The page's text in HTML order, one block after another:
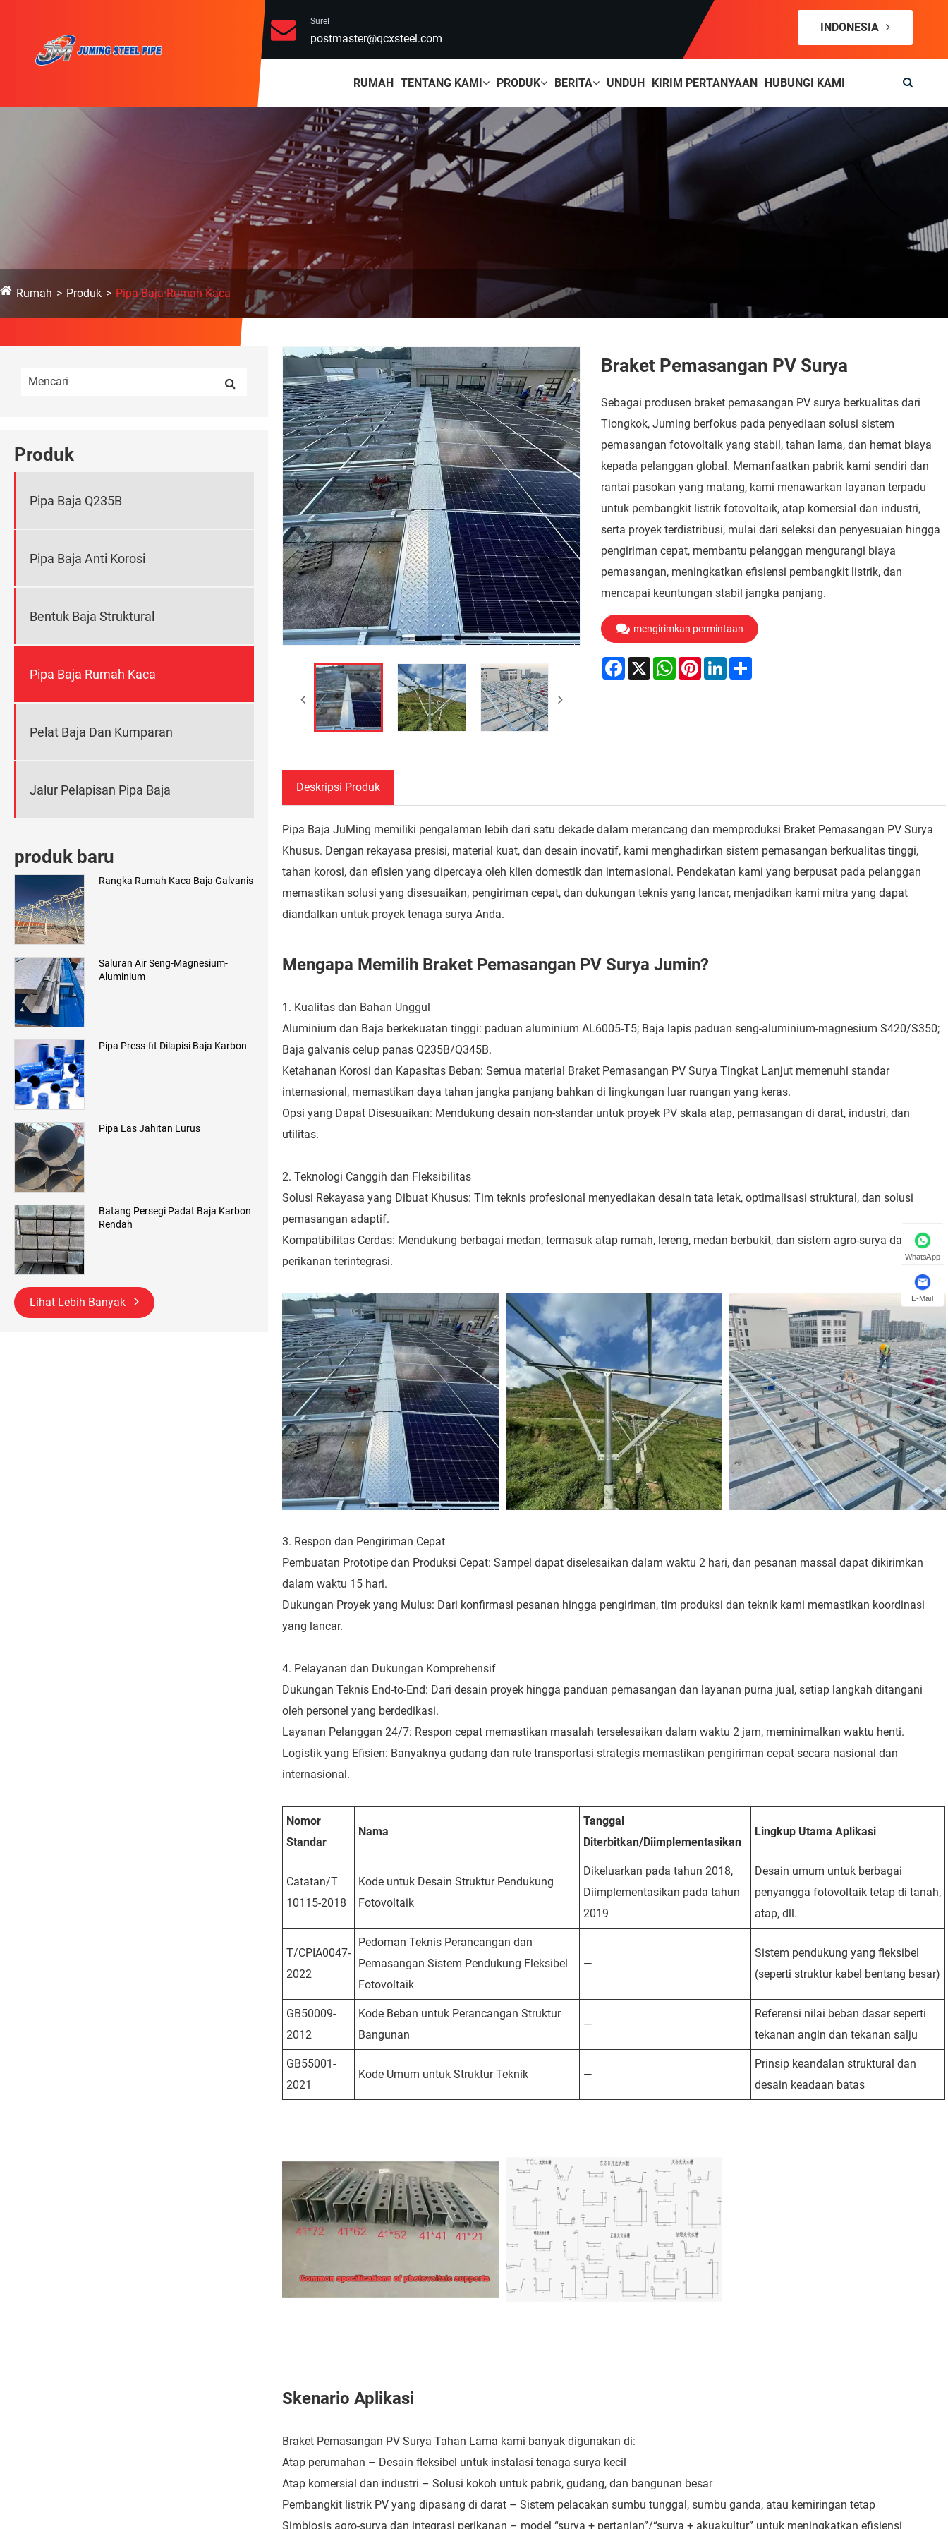
Surel
postmaster@qcxsteel.com
INDONESIA
RUMAH TENTANG KAMI PRODUK BERITA UNDUH KIRIM PERTANYAAN HUBUNGI KAMI
Rumah Produk Pipa Baja Rumah Kaca
Produk
Pipa Baja Q235B
Pipa Baja Anti Korosi
Bentuk Baja Struktural
Pipa Baja Rumah Kaca
Pelat Baja Dan Kumparan
Jalur Pelapisan Pipa Baja
produk baru
Rangka Rumah Kaca Baja Galvanis
Saluran Air Seng-Magnesium-
Aluminium
Pipa Press-fit Dilapisi Baja Karbon
Pipa Las Jahitan Lurus
Batang Persegi Padat Baja Karbon
Rendah
Lihat Lebih Banyak
Braket Pemasangan PV Surya
Sebagai produsen braket pemasangan PV surya berkualitas dari
Tiongkok, Juming berfokus pada penyediaan solusi sistem
pemasangan fotovoltaik yang stabil, tahan lama, dan hemat biaya
kepada pelanggan global. Memanfaatkan pabrik kami sendiri dan
rantai pasokan yang matang, kami menawarkan layanan terpadu
untuk pembangkit listrik fotovoltaik, atap komersial dan industri,
serta proyek terdistribusi, mulai dari seleksi dan penyesuaian hingga
pengiriman cepat, membantu pelanggan mengurangi biaya
pemasangan, meningkatkan efisiensi pembangkit listrik, dan
mencapai keuntungan stabil jangka panjang.
mengirimkan permintaan
Facebook
X WhatsApp
PinterestLinkedInShare
Deskripsi Produk
Pipa Baja JuMing memiliki pengalaman lebih dari satu dekade dalam merancang dan memproduksi Braket Pemasangan PV Surya
Khusus. Dengan rekayasa presisi, material kuat, dan desain inovatif, kami menghadirkan sistem pemasangan berkualitas tinggi,
tahan korosi, dan efisien yang dipercaya oleh klien domestik dan internasional. Pendekatan kami yang berpusat pada pelanggan
memastikan solusi yang disesuaikan, pengiriman cepat, dan dukungan teknis yang lancar, menjadikan kami mitra yang dapat
diandalkan untuk proyek tenaga surya Anda.
Mengapa Memilih Braket Pemasangan PV Surya Jumin?
1. Kualitas dan Bahan Unggul
Aluminium dan Baja berkekuatan tinggi: paduan aluminium AL6005-T5; Baja lapis paduan seng-aluminium-magnesium S420/S350;
Baja galvanis celup panas Q235B/Q345B.
Ketahanan Korosi dan Kapasitas Beban: Semua material Braket Pemasangan PV Surya Tingkat Lanjut memenuhi standar
internasional, memastikan daya tahan jangka panjang bahkan di lingkungan luar ruangan yang keras.
Opsi yang Dapat Disesuaikan: Mendukung desain non-standar untuk proyek PV skala atap, pemasangan di darat, industri, dan
utilitas.
2. Teknologi Canggih dan Fleksibilitas
Solusi Rekayasa yang Dibuat Khusus: Tim teknis profesional menyediakan desain tata letak, optimalisasi struktural, dan solusi
pemasangan adaptif.
Kompatibilitas Cerdas: Mendukung berbagai medan, termasuk atap rumah, lereng, medan berbukit, dan sistem agro-surya dan
perikanan terintegrasi.
3. Respon dan Pengiriman Cepat
Pembuatan Prototipe dan Produksi Cepat: Sampel dapat diselesaikan dalam waktu 2 hari, dan pesanan massal dapat dikirimkan
dalam waktu 15 hari.
Dukungan Proyek yang Mulus: Dari konfirmasi pesanan hingga pengiriman, tim produksi dan teknik kami memastikan koordinasi
yang lancar.
4. Pelayanan dan Dukungan Komprehensif
Dukungan Teknis End-to-End: Dari desain proyek hingga panduan pemasangan dan layanan purna jual, setiap langkah ditangani
oleh personel yang berdedikasi.
Layanan Pelanggan 24/7: Respon cepat memastikan masalah terselesaikan dalam waktu 2 jam, meminimalkan waktu henti.
Logistik yang Efisien: Banyaknya gudang dan rute transportasi strategis memastikan pengiriman cepat secara nasional dan
internasional.
Nomor
Standar
Nama
Tanggal
Diterbitkan/Diimplementasikan
Lingkup Utama Aplikasi
Catatan/T
10115-2018
Kode untuk Desain Struktur Pendukung
Fotovoltaik
Dikeluarkan pada tahun 2018,
Diimplementasikan pada tahun
2019
Desain umum untuk berbagai
penyangga fotovoltaik tetap di tanah,
atap, dll.
T/CPIA0047-
2022
Pedoman Teknis Perancangan dan
Pemasangan Sistem Pendukung Fleksibel
Fotovoltaik
—
Sistem pendukung yang fleksibel
(seperti struktur kabel bentang besar)
GB50009-
2012
Kode Beban untuk Perancangan Struktur
Bangunan
—
Referensi nilai beban dasar seperti
tekanan angin dan tekanan salju
GB55001-
2021
Kode Umum untuk Struktur Teknik —
Prinsip keandalan struktural dan
desain keadaan batas
Skenario Aplikasi
Braket Pemasangan PV Surya Tahan Lama kami banyak digunakan di:
Atap perumahan – Desain fleksibel untuk instalasi tenaga surya kecil
Atap komersial dan industri – Solusi kokoh untuk pabrik, gudang, dan bangunan besar
Pembangkit listrik PV yang dipasang di darat – Sistem pelacakan sumbu tunggal, sumbu ganda, atau kemiringan tetap
Simbiosis agro-surya dan integrasi perikanan – model “surya + pertanian”/“surya + akuakultur” untuk meningkatkan efisiensi
WhatsApp
E-Mail